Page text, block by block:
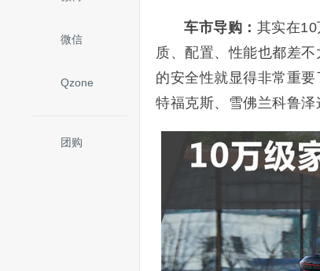
微信
Qzone
团购
车市导购： 其实在
质、配置、性能也都差
的安全性就显得非常重
特福克斯、雪佛兰科鲁泽